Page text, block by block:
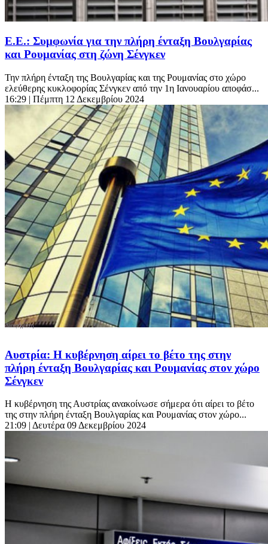
E.E.: Συμφωνία για την πλήρη ένταξη Βουλγαρίας
και Ρουμανίας στη ζώνη Σένγκεν
Την πλήρη ένταξη της Βουλγαρίας και της Ρουμανίας στο χώρο
ελεύθερης κυκλοφορίας Σένγκεν από την 1η Ιανουαρίου αποφάσ...
16:29 | Πέμπτη 12 Δεκεμβρίου 2024
Αυστρία: Η κυβέρνηση αίρει το βέτο της στην
πλήρη ένταξη Βουλγαρίας και Ρουμανίας στον χώρο
Σένγκεν
Η κυβέρνηση της Αυστρίας ανακοίνωσε σήμερα ότι αίρει το βέτο
της στην πλήρη ένταξη Βουλγαρίας και Ρουμανίας στον χώρο...
21:09 | Δευτέρα 09 Δεκεμβρίου 2024